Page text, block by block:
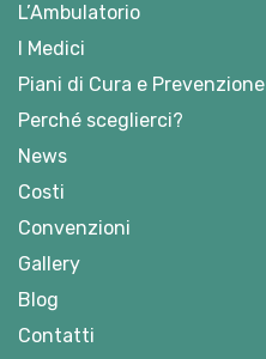
L’Ambulatorio
I Medici
Piani di Cura e Prevenzione
Perché sceglierci?
News
Costi
Convenzioni
Gallery
Blog
Contatti